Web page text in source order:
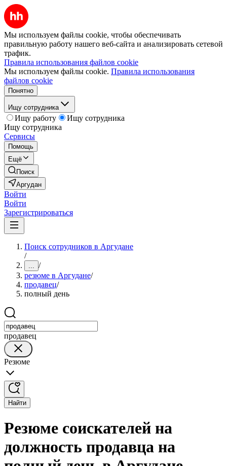
Мы используем файлы cookie, чтобы обеспечивать
правильную работу нашего веб-сайта и анализировать сетевой
трафик.
Правила использования файлов cookie
Мы используем файлы cookie. Правила использования
файлов cookie
Понятно
Ищу сотрудника
Ищу работу
Ищу сотрудника
Ищу сотрудника
Сервисы
Помощь
Ещё
Поиск
Аргудан
Войти
Войти
Зарегистрироваться
Поиск сотрудников в Аргудане
/
... /
резюме в Аргудане/
продавец/
полный день
продавец
Резюме
Найти
Резюме соискателей на
должность продавца на